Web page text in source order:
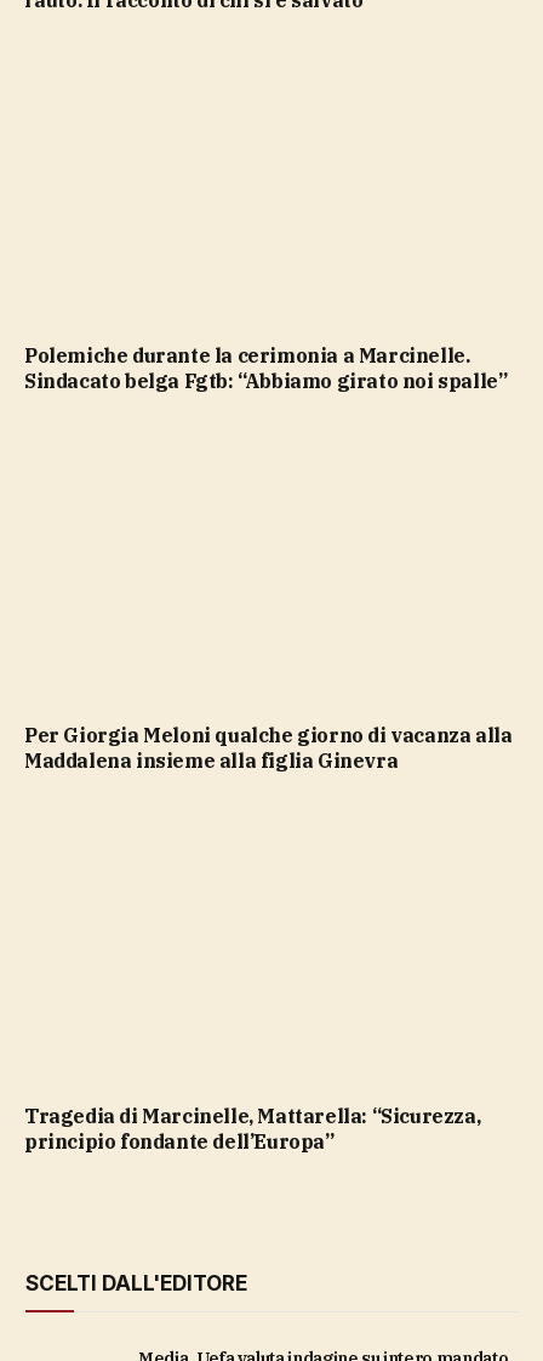
Polemiche durante la cerimonia a Marcinelle.
Sindacato belga Fgtb: “Abbiamo girato noi spalle”
Per Giorgia Meloni qualche giorno di vacanza alla
Maddalena insieme alla figlia Ginevra
Tragedia di Marcinelle, Mattarella: “Sicurezza,
principio fondante dell’Europa”
SCELTI DALL'EDITORE